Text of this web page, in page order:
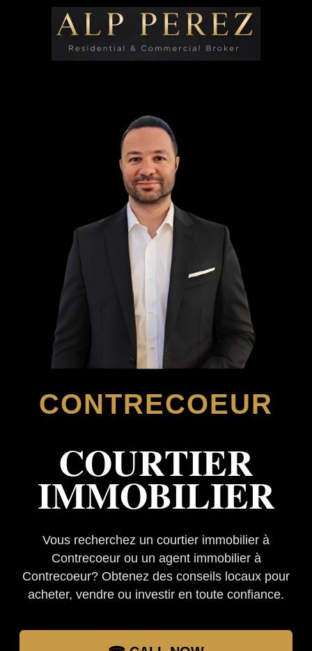
CONTRECOEUR
COURTIER
IMMOBILIER
Vous recherchez un courtier immobilier à
Contrecoeur ou un agent immobilier à
Contrecoeur? Obtenez des conseils locaux pour
acheter, vendre ou investir en toute confiance.